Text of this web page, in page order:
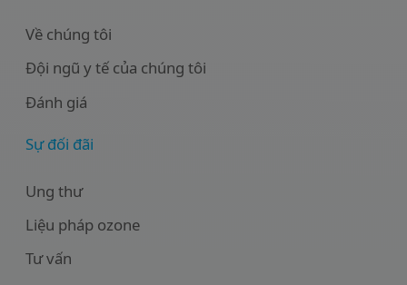
Về chúng tôi
Đội ngũ y tế của chúng tôi
Đánh giá
Sự đối đãi
Ung thư
Liệu pháp ozone
Tư vấn